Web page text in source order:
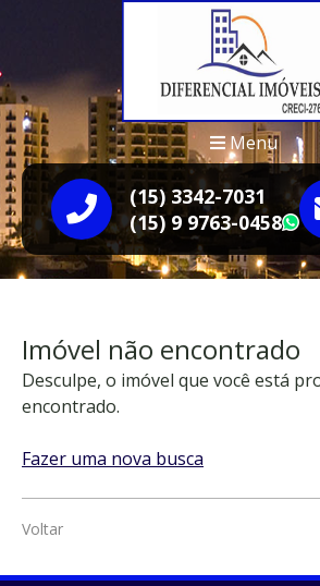
Menu
(15) 3342-7031
(15) 9 9763-0458
Imóvel não encontrado
Desculpe, o imóvel que você está
encontrado.
Fazer uma nova busca
Voltar